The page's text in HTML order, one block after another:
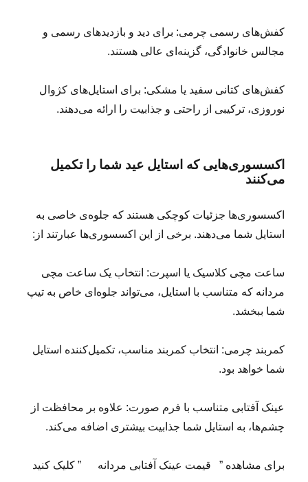
کفش‌های رسمی چرمی: برای دید و بازدیدهای رسمی و
مجالس خانوادگی، گزینه‌ای عالی هستند.
کفش‌های کتانی سفید یا مشکی: برای استایل‌های کژوال
نوروزی، ترکیبی از راحتی و جذابیت را ارائه می‌دهند.
اکسسوری‌هایی که استایل عید شما را تکمیل
می‌کنند
اکسسوری‌ها جزئیات کوچکی هستند که جلوه‌ی خاصی به
استایل شما می‌دهند. برخی از این اکسسوری‌ها عبارتند از:
ساعت مچی کلاسیک یا اسپرت: انتخاب یک ساعت مچی
مردانه که متناسب با استایل، می‌تواند جلوه‌ای خاص به تیپ
شما ببخشد.
کمربند چرمی: انتخاب کمربند مناسب، تکمیل‌کننده استایل
شما خواهد بود.
عینک آفتابی متناسب با فرم صورت: علاوه بر محافظت از
چشم‌ها، به استایل شما جذابیت بیشتری اضافه می‌کند.
برای مشاهده ” قیمت عینک آفتابی مردانه ” کلیک کنید